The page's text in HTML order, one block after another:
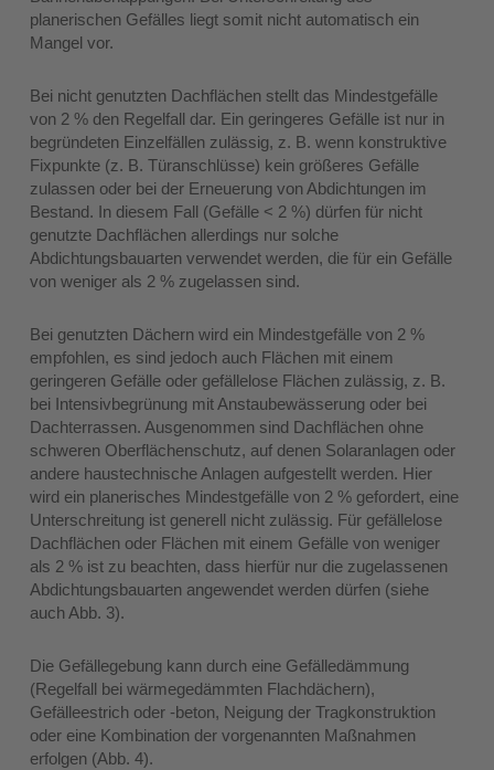
planerischen Gefälles liegt somit nicht automatisch ein
Mangel vor.
Bei nicht genutzten Dachflächen stellt das Mindestgefälle
von 2 % den Regelfall dar. Ein geringeres Gefälle ist nur in
begründeten Einzelfällen zulässig, z. B. wenn konstruktive
Fixpunkte (z. B. Türanschlüsse) kein größeres Gefälle
zulassen oder bei der Erneuerung von Abdichtungen im
Bestand. In diesem Fall (Gefälle < 2 %) dürfen für nicht
genutzte Dachflächen allerdings nur solche
Abdichtungsbauarten verwendet werden, die für ein Gefälle
von weniger als 2 % zugelassen sind.
Bei genutzten Dächern wird ein Mindestgefälle von 2 %
empfohlen, es sind jedoch auch Flächen mit einem
geringeren Gefälle oder gefällelose Flächen zulässig, z. B.
bei Intensivbegrünung mit Anstaubewässerung oder bei
Dachterrassen. Ausgenommen sind Dachflächen ohne
schweren Oberflächenschutz, auf denen Solaranlagen oder
andere haustechnische Anlagen aufgestellt werden. Hier
wird ein planerisches Mindestgefälle von 2 % gefordert, eine
Unterschreitung ist generell nicht zulässig. Für gefällelose
Dachflächen oder Flächen mit einem Gefälle von weniger
als 2 % ist zu beachten, dass hierfür nur die zugelassenen
Abdichtungsbauarten angewendet werden dürfen (siehe
auch Abb. 3).
Die Gefällegebung kann durch eine Gefälledämmung
(Regelfall bei wärmegedämmten Flachdächern),
Gefälleestrich oder -beton, Neigung der Tragkonstruktion
oder eine Kombination der vorgenannten Maßnahmen
erfolgen (Abb. 4).